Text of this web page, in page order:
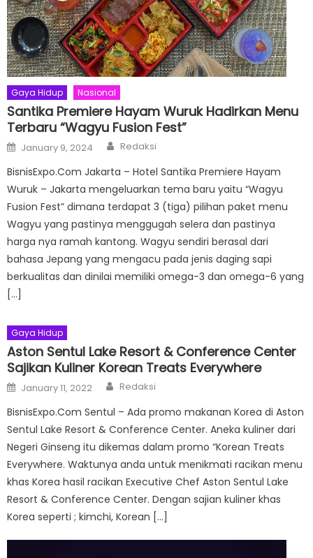
Gaya Hidup Nasional
Santika Premiere Hayam Wuruk Hadirkan Menu
Terbaru “Wagyu Fusion Fest”
Posted
on
January 9, 2024 Author
Redaksi
BisnisExpo.Com Jakarta – Hotel Santika Premiere Hayam
Wuruk – Jakarta mengeluarkan tema baru yaitu “Wagyu
Fusion Fest” dimana terdapat 3 (tiga) pilihan paket menu
Wagyu yang pastinya menggugah selera dan pastinya
harga nya ramah kantong. Wagyu sendiri berasal dari
bahasa Jepang yang mengacu pada jenis daging sapi
berkualitas dan dinilai memiliki omega-3 dan omega-6 yang
[…]
Gaya Hidup
Aston Sentul Lake Resort & Conference Center
Sajikan Kuliner Korean Treats Everywhere
Posted
on
January 11, 2022 Author
Redaksi
BisnisExpo.Com Sentul – Ada promo makanan Korea di Aston
Sentul Lake Resort & Conference Center. Aneka kuliner dari
Negeri Ginseng itu dikemas dalam promo “Korean Treats
Everywhere. Waktunya anda untuk menikmati racikan menu
khas Korea hasil racikan Executive Chef Aston Sentul Lake
Resort & Conference Center. Dengan sajian kuliner khas
Korea seperti ; kimchi, Korean […]